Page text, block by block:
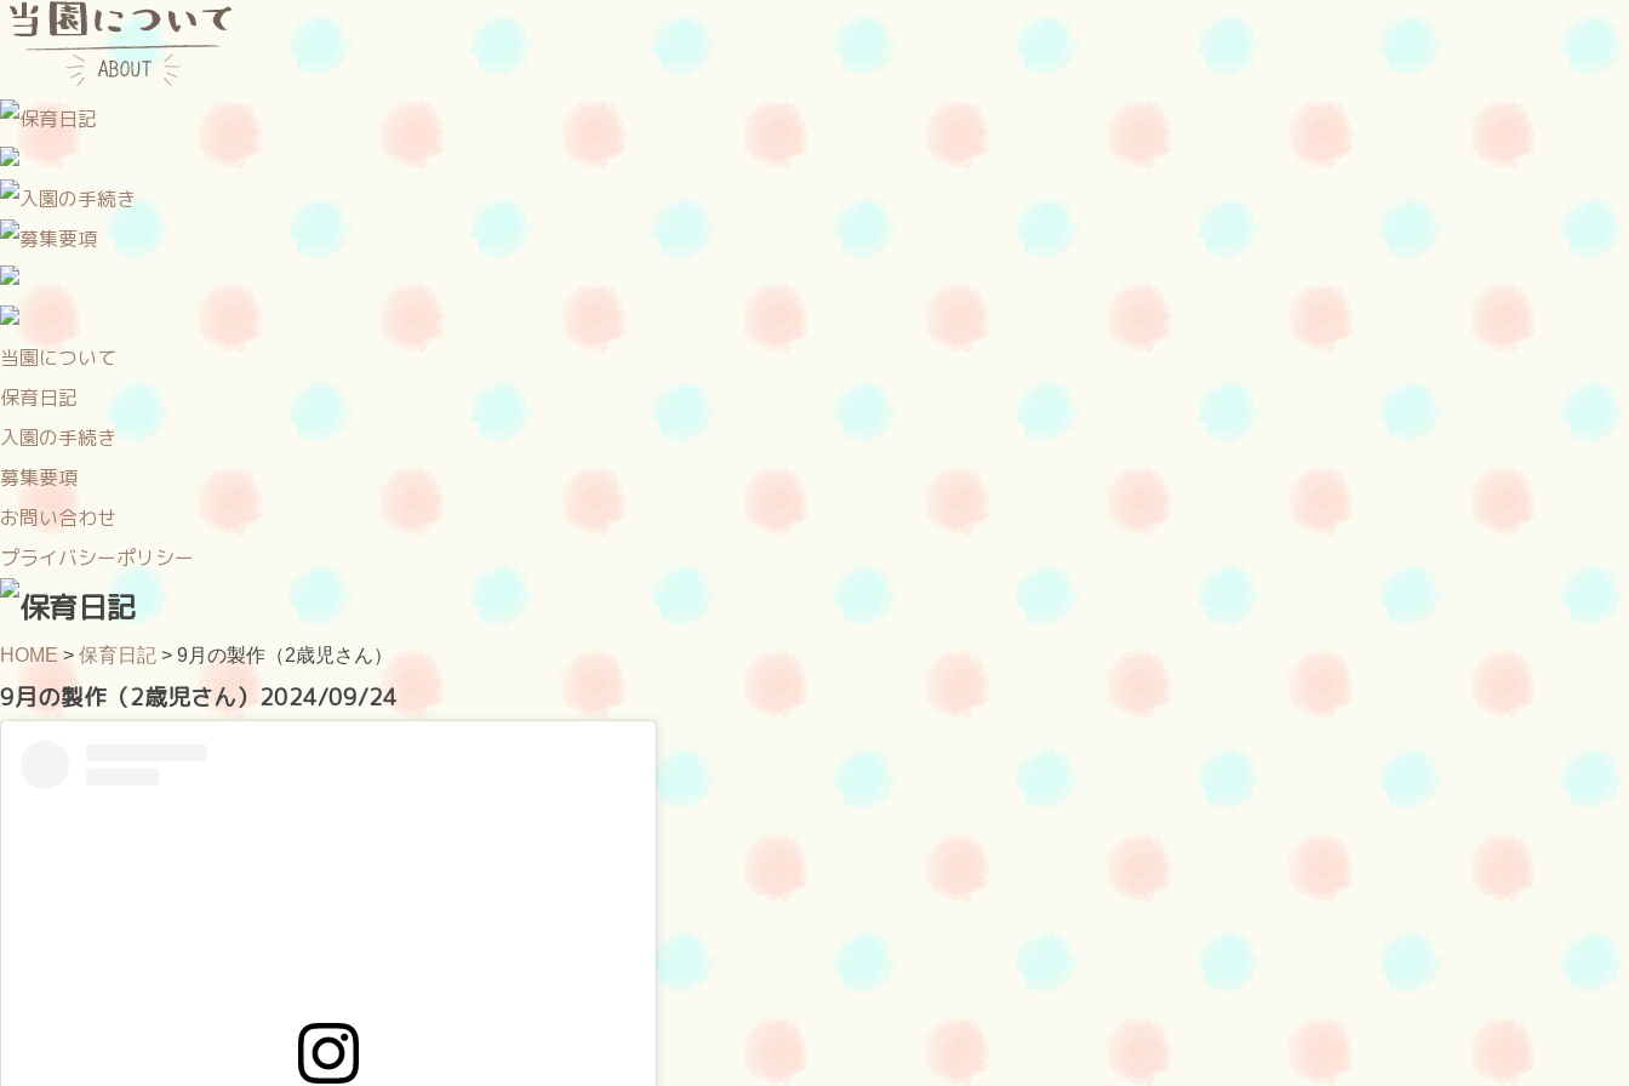
当園について
保育日記
入園の手続き
募集要項
お問い合わせ
プライバシーポリシー
HOME > 保育日記 > 9月の製作（2歳児さん）
9月の製作（2歳児さん） 2024/09/24